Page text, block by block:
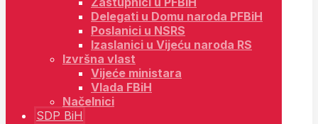
Delegati u Domu naroda PFBiH
Poslanici u NSRS
Izaslanici u Vijeću naroda RS
Izvršna vlast
Vijeće ministara
Vlada FBiH
Načelnici
SDP BiH